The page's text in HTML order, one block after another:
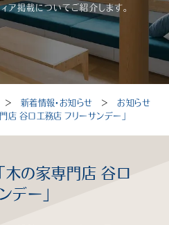
休日：毎週水曜、毎月第3火曜）
ア掲載についてご紹介します。
＞ 新着情報・お知らせ ＞お知らせ
店 谷口工務店 フリーサンデー」
木の家専門店 谷口
デー」